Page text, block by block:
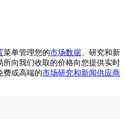
菜单管理您的市场数据
研究和新
所向我们收取的价格向您提供实时
费或高端的市场研究和新闻供应商